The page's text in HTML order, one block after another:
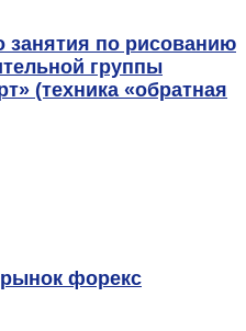
занятия по рисованию
группы
(техника «обратная
рынок форекс